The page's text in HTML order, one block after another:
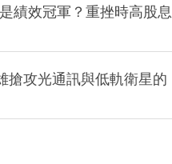
績效冠軍？重挫時高股息
搶攻光通訊與低軌衛星的